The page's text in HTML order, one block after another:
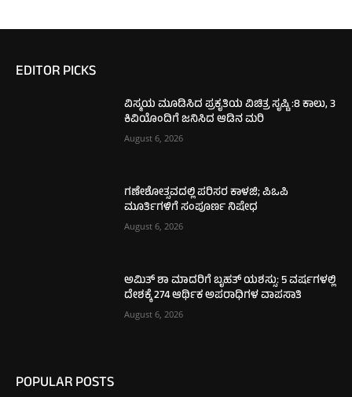
EDITOR PICKS
ವಿಸ್ಮಯ ಮೂಡಿಸಿದ ಪ್ರಕೃತಿಯ ವಿಚಿತ್ರ ಸೃಷ್ಟಿ :8 ಕಾಲು, 3
ಕಿವಿಯೊಂದಿಗೆ ಜನಿಸಿದ ಆಡಿನ ಮರಿ
August 6, 2026
ಗಣೇಶೋತ್ಸವದಲ್ಲಿ ಪರಿಸರ ಕಾಳಜಿ; ಪಿಒಪಿ
ಮೂರ್ತಿಗಳಿಗೆ ಸಂಪೂರ್ಣ ನಿಷೇಧ
August 6, 2026
ಅಮಿತ್ ಶಾ ಮಾದರಿಗೆ ಬೃಹತ್ ಯಶಸ್ಸು: 5 ವರ್ಷಗಳಲ್ಲಿ
ದೇಶಕ್ಕೆ 274 ಆರ್ಥಿಕ ಅಪರಾಧಿಗಳ ವಾಪಸಾತಿ
August 6, 2026
POPULAR POSTS